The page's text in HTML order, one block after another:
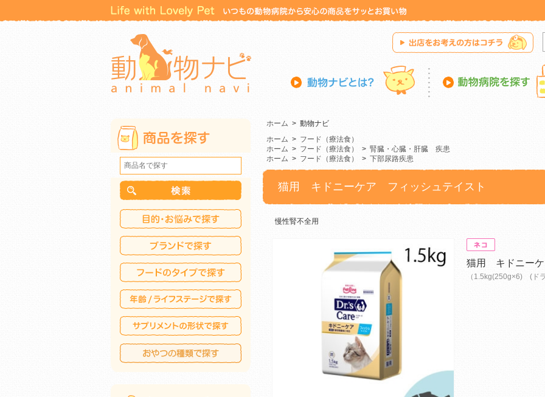
ホーム > 動物ナビ
ホーム > フード（療法食）
ホーム > フード（療法食） > 腎臓・心臓・肝臓 疾患
ホーム > フード（療法食） > 下部尿路疾患
猫用 キドニーケア フィッシュテイスト
慢性腎不全用
猫用 キドニー
（1.5kg(250g×6) (ド